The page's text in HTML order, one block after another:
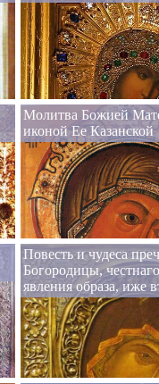
Молитва Божией
иконой Ее Казанской
Повесть и чудеса
Богородицы,
явления образа, иже